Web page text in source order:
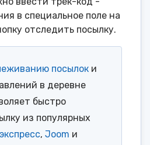
в специальное поле на
отследить посылку.
посылок и
в деревне
быстро
из популярных
, Joom и